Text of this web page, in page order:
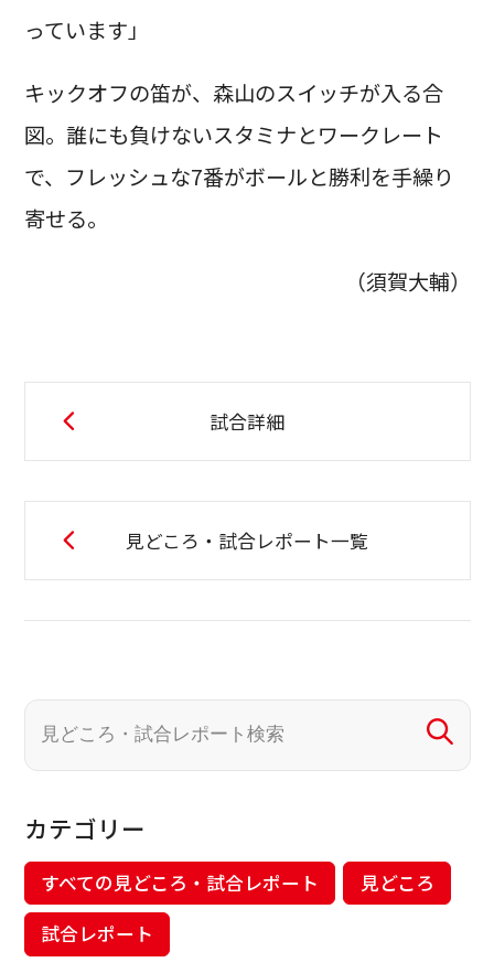
っています」
キックオフの笛が、森山のスイッチが入る合
図。誰にも負けないスタミナとワークレート
で、フレッシュな7番がボールと勝利を手繰り
寄せる。
（須賀大輔）
試合詳細
見どころ・試合レポート一覧
カテゴリー
すべての見どころ・試合レポート
見どころ
試合レポート